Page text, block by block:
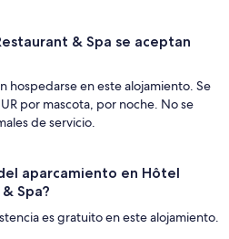
& Spa se aceptan
hospedarse en este alojamiento. Se
por mascota, por noche. No se
de servicio.
aparcamiento en Hôtel
Spa?
es gratuito en este alojamiento.